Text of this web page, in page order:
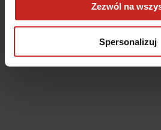
Zezwól na
Spersonalizuj
browser console for more